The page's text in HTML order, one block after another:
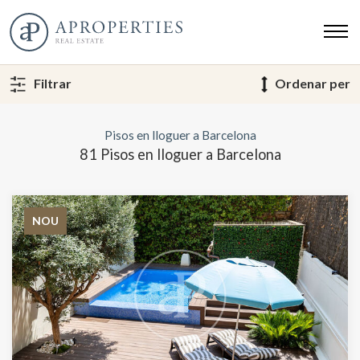
Filtrar Ordenar per
Pisos en lloguer a Barcelona
81 Pisos en lloguer a Barcelona
NOU